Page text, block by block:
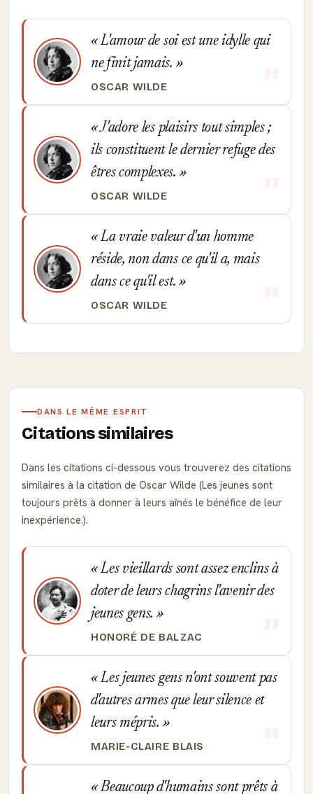
L'amour de soi est une idylle qui
ne finit jamais.
OSCAR WILDE
J'adore les plaisirs tout simples ;
ils constituent le dernier refuge des
êtres complexes.
OSCAR WILDE
La vraie valeur d'un homme
réside, non dans ce qu'il a, mais
dans ce qu'il est.
OSCAR WILDE
DANS LE MÊME ESPRIT
Citations similaires
Dans les citations ci-dessous vous trouverez des citations
similaires à la citation de Oscar Wilde (Les jeunes sont
toujours prêts à donner à leurs aînés le bénéfice de leur
inexpérience.).
Les vieillards sont assez enclins à
doter de leurs chagrins l'avenir des
jeunes gens.
HONORÉ DE BALZAC
Les jeunes gens n'ont souvent pas
d'autres armes que leur silence et
leurs mépris.
MARIE-CLAIRE BLAIS
Beaucoup d'humains sont prêts à